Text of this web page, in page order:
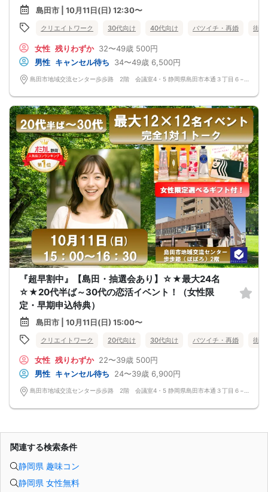
島田市 | 10月11日(日) 12:30〜
クリエイトワーク 30代向け 40代向け バツイチ・再婚 街コ
女性 残りわずか 32〜49歳 500円
男性 キャンセル待ち 34〜49歳 6,500円
『超早割中』【島田・抽選会あり】☆★最大24名
☆★20代半ば～30代の恋活イベント！（女性限
定・早期申込特典）
島田市 | 10月11日(日) 15:00〜
クリエイトワーク 20代向け 30代向け バツイチ・再婚 街コ
女性 残りわずか 22〜39歳 500円
男性 キャンセル待ち 24〜39歳 6,900円
関連する検索条件
静岡県 趣味コン
静岡県 女性無料